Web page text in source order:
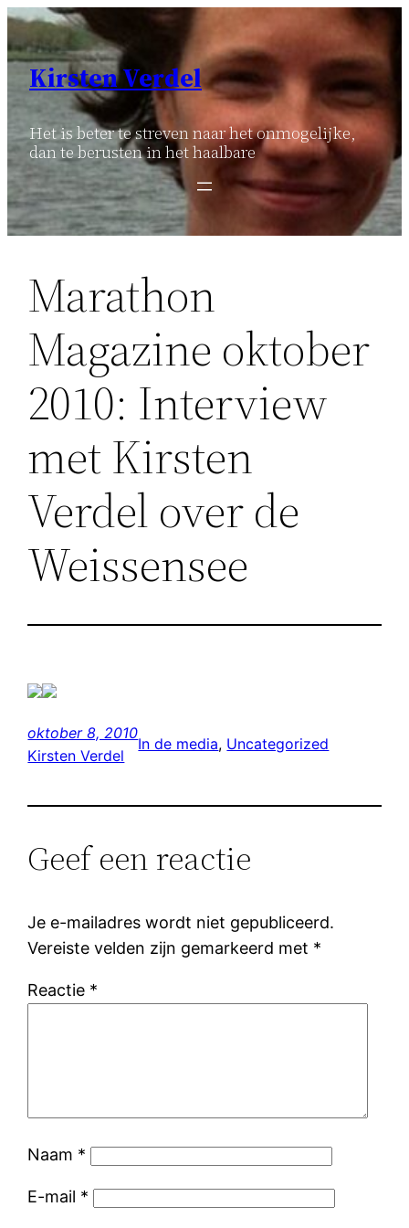
Ga
naar
inhoud
Kirsten Verdel
Het is beter te streven naar het onmogelijke,
dan te berusten in het haalbare
Marathon
Magazine oktober
2010: Interview
met Kirsten
Verdel over de
Weissensee
oktober 8, 2010
Kirsten Verdel
In de media, Uncategorized
Geef een reactie
Je e-mailadres wordt niet gepubliceerd.
Vereiste velden zijn gemarkeerd met *
Reactie *
Naam *
E-mail *